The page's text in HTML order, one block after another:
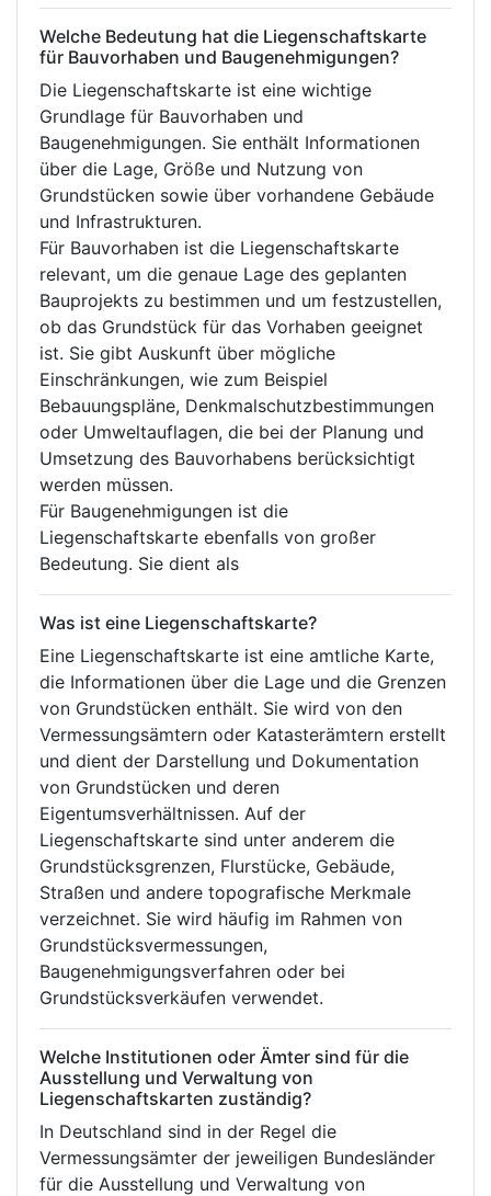
Welche Bedeutung hat die Liegenschaftskarte
für Bauvorhaben und Baugenehmigungen?
Die Liegenschaftskarte ist eine wichtige
Grundlage für Bauvorhaben und
Baugenehmigungen. Sie enthält Informationen
über die Lage, Größe und Nutzung von
Grundstücken sowie über vorhandene Gebäude
und Infrastrukturen.
Für Bauvorhaben ist die Liegenschaftskarte
relevant, um die genaue Lage des geplanten
Bauprojekts zu bestimmen und um festzustellen,
ob das Grundstück für das Vorhaben geeignet
ist. Sie gibt Auskunft über mögliche
Einschränkungen, wie zum Beispiel
Bebauungspläne, Denkmalschutzbestimmungen
oder Umweltauflagen, die bei der Planung und
Umsetzung des Bauvorhabens berücksichtigt
werden müssen.
Für Baugenehmigungen ist die
Liegenschaftskarte ebenfalls von großer
Bedeutung. Sie dient als
Was ist eine Liegenschaftskarte?
Eine Liegenschaftskarte ist eine amtliche Karte,
die Informationen über die Lage und die Grenzen
von Grundstücken enthält. Sie wird von den
Vermessungsämtern oder Katasterämtern erstellt
und dient der Darstellung und Dokumentation
von Grundstücken und deren
Eigentumsverhältnissen. Auf der
Liegenschaftskarte sind unter anderem die
Grundstücksgrenzen, Flurstücke, Gebäude,
Straßen und andere topografische Merkmale
verzeichnet. Sie wird häufig im Rahmen von
Grundstücksvermessungen,
Baugenehmigungsverfahren oder bei
Grundstücksverkäufen verwendet.
Welche Institutionen oder Ämter sind für die
Ausstellung und Verwaltung von
Liegenschaftskarten zuständig?
In Deutschland sind in der Regel die
Vermessungsämter der jeweiligen Bundesländer
für die Ausstellung und Verwaltung von